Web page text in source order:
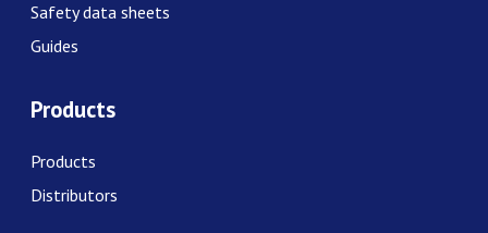
Safety data sheets
Guides
Products
Products
Distributors